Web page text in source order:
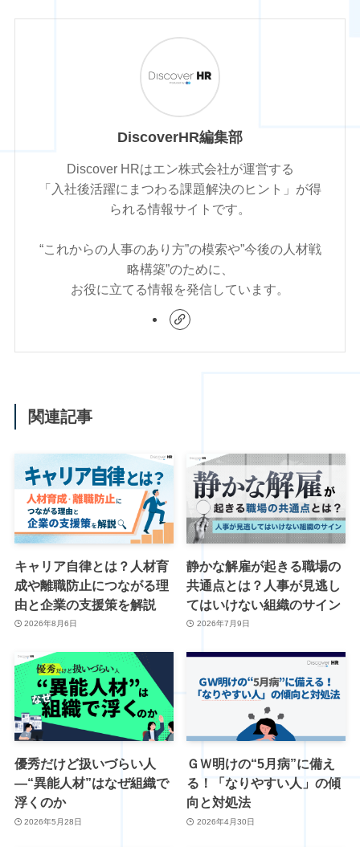
DiscoverHR編集部
Discover HRはエン株式会社が運営する
「入社後活躍にまつわる課題解決のヒント」が得
られる情報サイトです。
“これからの人事のあり方”の模索や”今後の人材戦
略構築”のために、
お役に立てる情報を発信しています。
関連記事
キャリア自律とは？人材育
成や離職防止につながる理
由と企業の支援策を解説
2026年8月6日
静かな解雇が起きる職場の
共通点とは？人事が見逃し
てはいけない組織のサイン
2026年7月9日
優秀だけど扱いづらい人
―“異能人材”はなぜ組織で
浮くのか
2026年5月28日
ＧＷ明けの“5月病”に備え
る！「なりやすい人」の傾
向と対処法
2026年4月30日